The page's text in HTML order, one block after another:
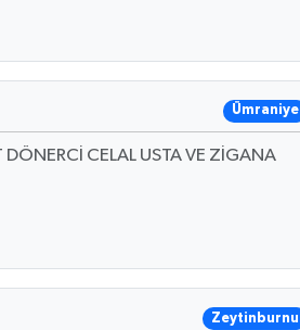
Ümraniye
CELAL USTA VE ZİGANA
Zeytinburnu